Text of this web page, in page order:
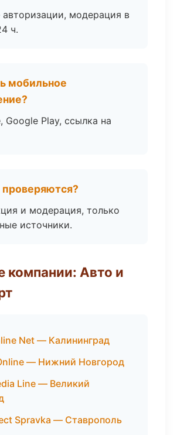
авторизации, модерация в
ч.
мобильное
Google Play, ссылка на
и модерация, только
источники.
компании: Авто и
Net — Калининград
— Нижний Новгород
Line — Великий
Spravka — Ставрополь